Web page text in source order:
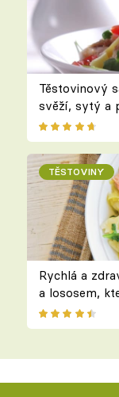
Těstovinový
svěží, sytý a
TĚSTOVINY
Rychlá a
a lososem,